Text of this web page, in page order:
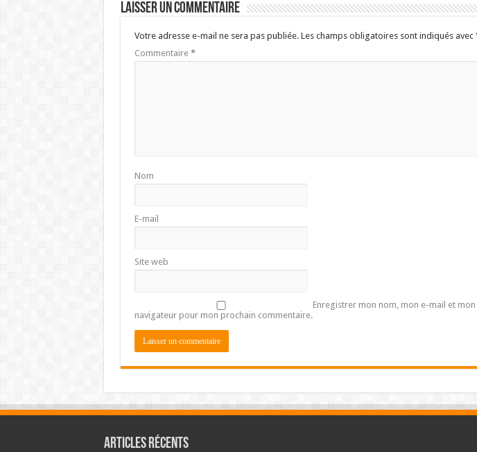
Laisser un commentaire
Votre adresse e-mail ne sera pas publiée. Les champs obligatoires sont indiqués avec
Commentaire *
Nom
E-mail
Site web
Enregistrer mon nom, mon e-mail et mon
navigateur pour mon prochain commentaire.
Articles récents